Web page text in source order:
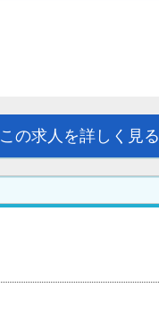
この求人を詳しく見る